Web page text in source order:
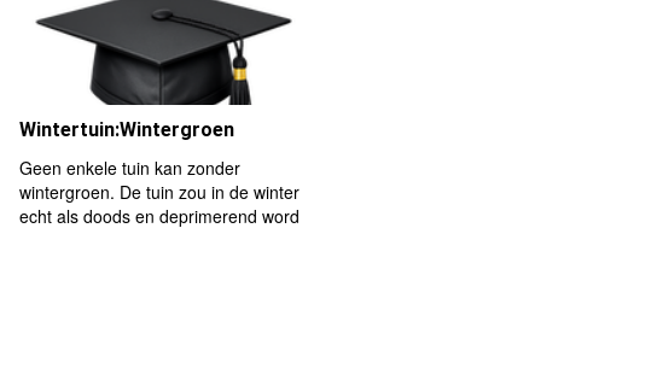
Wintertuin:Wintergroen
Geen enkele tuin kan zonder
wintergroen. De tuin zou in de winter
echt als doods en deprimerend word